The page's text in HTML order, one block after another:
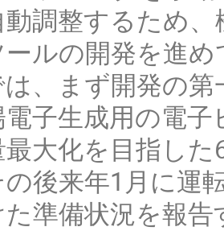
調整するため
ールの開発を進
、まず開発の
子生成用の電
大化を目指し
後来年1月に運
準備状況を報告